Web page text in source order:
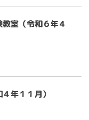
室（令和６年４
年１１月）